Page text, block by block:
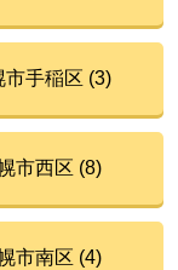
市手稲区 (3)
市西区 (8)
市南区 (4)